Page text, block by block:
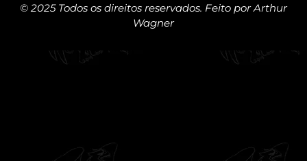
© 2025 Todos os direitos reservados. Feito por Arthur
Wagner